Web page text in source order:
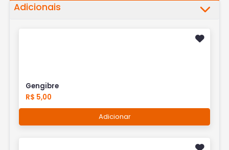
Adicionais
Gengibre
R$ 5,00
Adicionar